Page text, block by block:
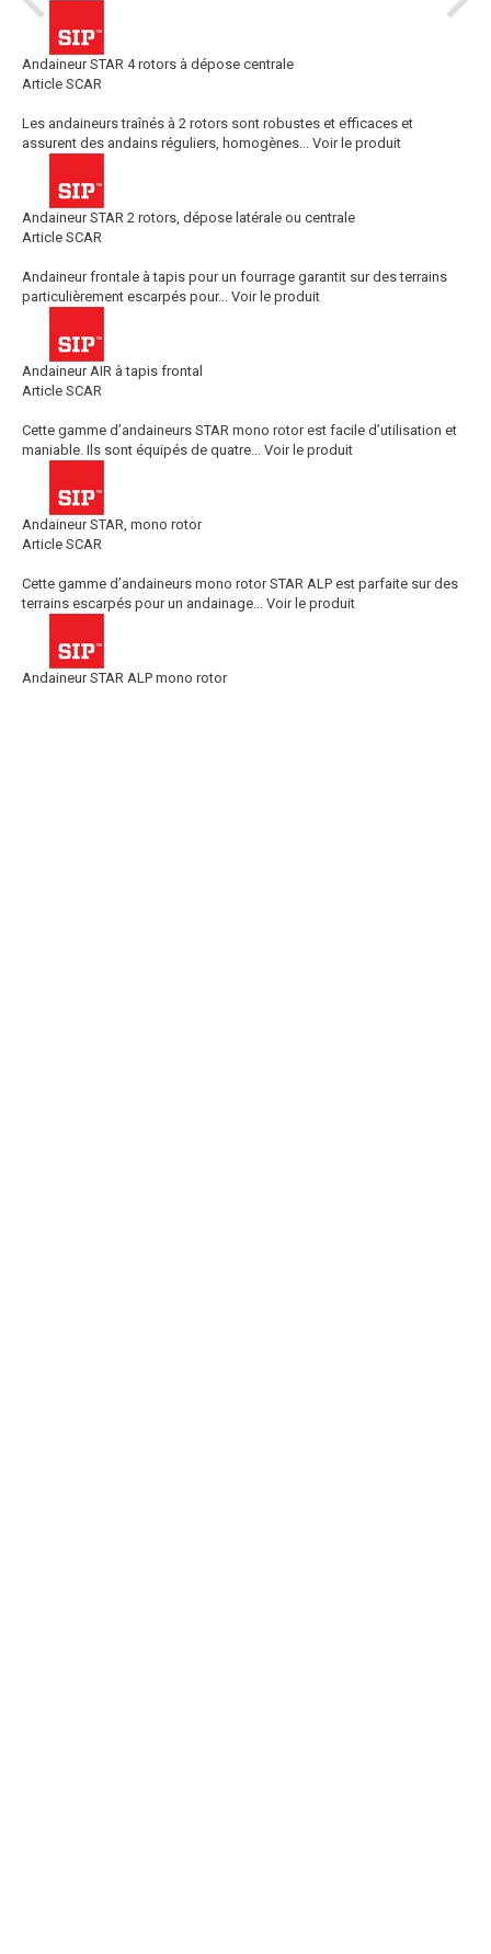
Andaineur STAR 4 rotors à dépose centrale
Article SCAR
Les andaineurs traînés à 2 rotors sont robustes et efficaces et
assurent des andains réguliers, homogènes... Voir le produit
Andaineur STAR 2 rotors, dépose latérale ou centrale
Article SCAR
Andaineur frontale à tapis pour un fourrage garantit sur des terrains
particulièrement escarpés pour... Voir le produit
Andaineur AIR à tapis frontal
Article SCAR
Cette gamme d’andaineurs STAR mono rotor est facile d’utilisation et
maniable. Ils sont équipés de quatre... Voir le produit
Andaineur STAR, mono rotor
Article SCAR
Cette gamme d’andaineurs mono rotor STAR ALP est parfaite sur des
terrains escarpés pour un andainage... Voir le produit
Andaineur STAR ALP mono rotor